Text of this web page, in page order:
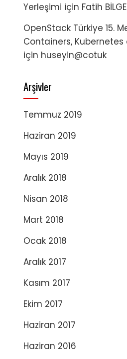
Yerleşimi için Fatih BİLGE
OpenStack Türkiye 15.
Containers,
için huseyin@cotuk
Arşivler
Temmuz 2019
Haziran 2019
Mayıs 2019
Aralık 2018
Nisan 2018
Mart 2018
Ocak 2018
Aralık 2017
Kasım 2017
Ekim 2017
Haziran 2017
Haziran 2016